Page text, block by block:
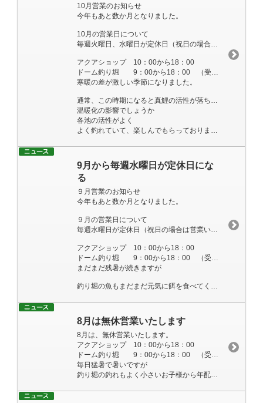
10月営業のお知らせ
今年もあと数か月となりました。
10月の営業日について
毎週火曜日、水曜日が定休日（祝日の場合は営業いたします）
アクアショップ 10：00から18：00
ドーム釣り堀 9：00から18：00 （受付終了は、16：50まで）
寒暖の差が激しい季節になりました。
通常、この時期になると真鯉の活性が落ちてくるのですが
温暖化の影響でしょうか
各池の活性がよく
よく釣れていて、楽しんでもらっております。
9月から毎週水曜日が定休日にな
る
９月営業のお知らせ
今年もあと数か月となりました。
９月の営業日について
毎週水曜日が定休日（祝日の場合は営業いたします）
アクアショップ 10：00から18：00
ドーム釣り堀 9：00から18：00 （受付終了は、16：50まで）
まだまだ残暑が続きますが
釣り堀の魚もまだまだ元気に餌を食べてくれているので、大池でもMIX池でも真鯉が爆釣れ中<br
8月は無休営業いたします
8月は、無休営業いたします。
アクアショップ 10：00から18：00
ドーム釣り堀 9：00から18：00 （受付終了は、16：50まで）
毎日猛暑で暑いですが
釣り堀の釣れもよく小さいお子様から年配の方まで幅広く楽しめます。